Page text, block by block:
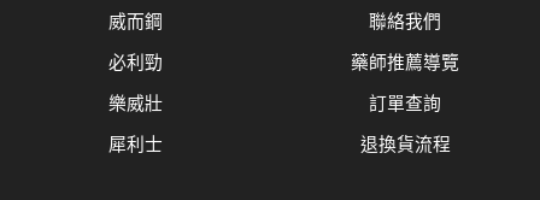
威而鋼
必利勁
樂威壯
犀利士
聯絡我們
藥師推薦導覽
訂單查詢
退換貨流程